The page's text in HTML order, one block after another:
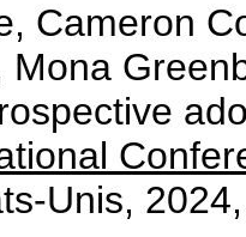
Cameron
Unis,